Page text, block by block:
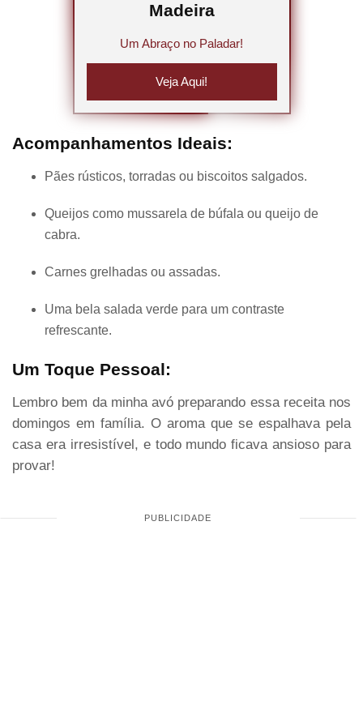
Madeira
Um Abraço no Paladar!
Veja Aqui!
Acompanhamentos Ideais:
Pães rústicos, torradas ou biscoitos salgados.
Queijos como mussarela de búfala ou queijo de
cabra.
Carnes grelhadas ou assadas.
Uma bela salada verde para um contraste
refrescante.
Um Toque Pessoal:
Lembro bem da minha avó preparando essa receita nos
domingos em família. O aroma que se espalhava pela
casa era irresistível, e todo mundo ficava ansioso para
provar!